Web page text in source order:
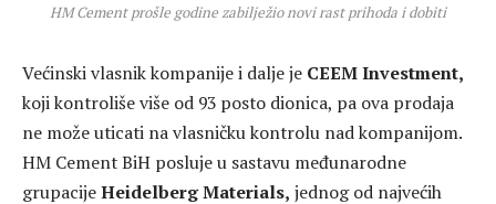
HM Cement prošle godine zabilježio novi rast prihoda i dobiti
Većinski vlasnik kompanije i dalje je CEEM Investment,
koji kontroliše više od 93 posto dionica, pa ova prodaja
ne može uticati na vlasničku kontrolu nad kompanijom.
HM Cement BiH posluje u sastavu međunarodne
grupacijeHeidelberg Materials, jednog od najvećih